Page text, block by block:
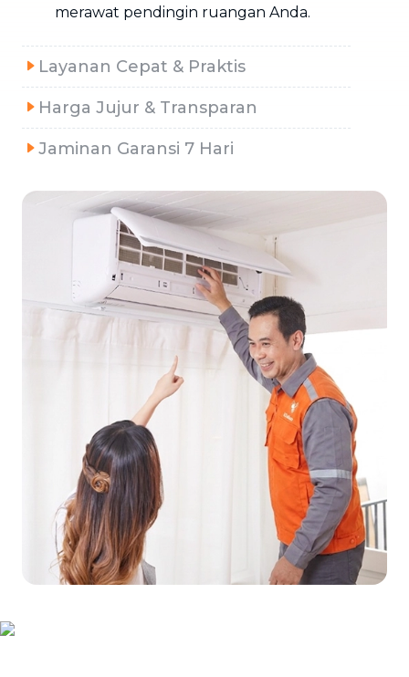
merawat pendingin ruangan Anda.
Layanan Cepat & Praktis
Harga Jujur & Transparan
Jaminan Garansi 7 Hari